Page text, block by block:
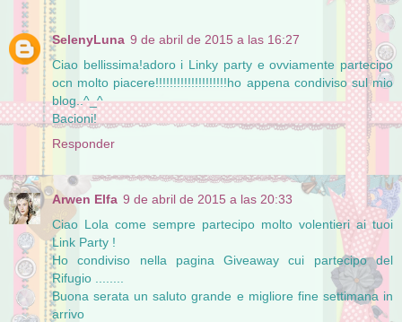
SelenyLuna 9 de abril de 2015 a las 16:27
Ciao bellissima!adoro i Linky party e ovviamente partecipo
ocn molto piacere!!!!!!!!!!!!!!!!!!!!ho appena condiviso sul mio
blog..^_^
Bacioni!
Responder
Arwen Elfa 9 de abril de 2015 a las 20:33
Ciao Lola come sempre partecipo molto volentieri ai tuoi
Link Party !
Ho condiviso nella pagina Giveaway cui partecipo del
Rifugio ........
Buona serata un saluto grande e migliore fine settimana in
arrivo